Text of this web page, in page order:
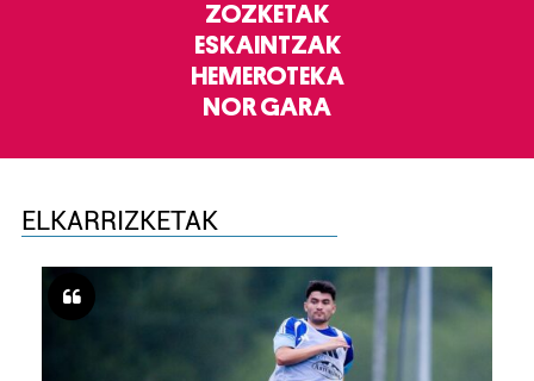
ZOZKETAK
ESKAINTZAK
HEMEROTEKA
NOR GARA
ELKARRIZKETAK